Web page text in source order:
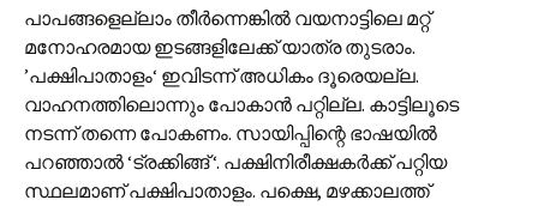
പാപങ്ങളെല്ലാം തീര്‍ന്നെങ്കില്‍ വയനാട്ടിലെ മറ്റ്
മനോഹരമായ ഇടങ്ങളിലേക്ക് യാത്ര തുടരാം.
’പക്ഷിപാതാളം‘ ഇവിടന്ന് അധികം ദൂരെയല്ല.
വാഹനത്തിലൊന്നും പോകാന്‍ പറ്റില്ല. കാട്ടിലൂടെ
നടന്ന് തന്നെ പോകണം. സായിപ്പിന്റെ ഭാഷയില്‍
പറഞ്ഞാല്‍ ‘ട്രക്കിങ്ങ് ‘. പക്ഷിനിരീക്ഷകര്‍ക്ക് പറ്റിയ
സ്ഥലമാണ് പക്ഷിപാതാളം. പക്ഷെ, മഴക്കാലത്ത്